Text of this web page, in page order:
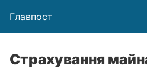
Главпост
Страхування